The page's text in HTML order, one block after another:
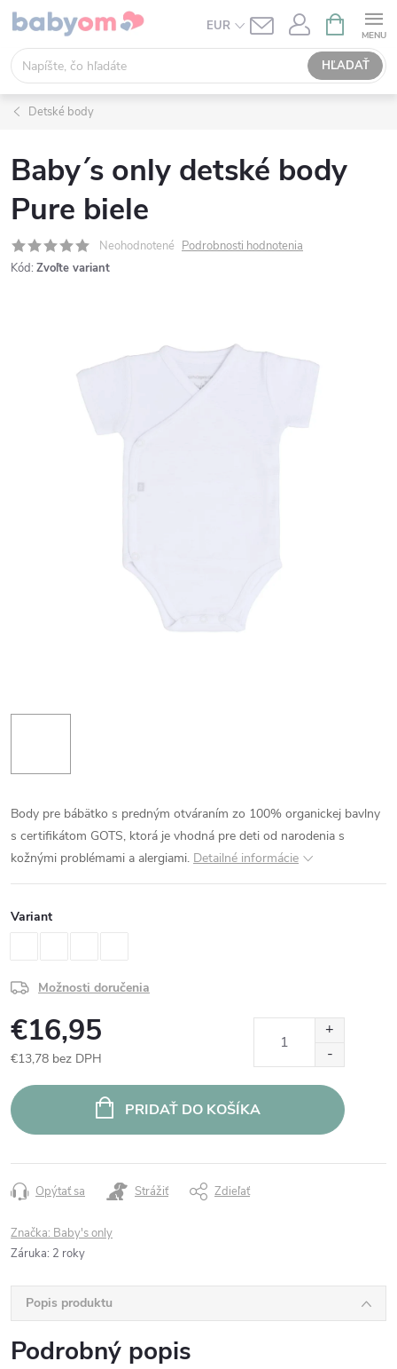
Prejsť
obsah
EUR
HĽADAŤ
KOŠÍK
Detské body
Baby´s only detské body
Pure biele
Neohodnotené Podrobnosti hodnotenia
Kód: Zvoľte variant
Body pre bábätko s predným otváraním zo 100% organickej bavlny
s certifikátom GOTS, ktorá je vhodná pre deti od narodenia s
kožnými problémami a alergiami. Detailné informácie
Variant
Možnosti doručenia
€16,95
€13,78 bez DPH
cena:
PRIDAŤ DO KOŠÍKA
Opýtať sa Strážiť Zdieľať
Značka: Baby's only
Záruka: 2 roky
Popis produktu
Podrobný popis